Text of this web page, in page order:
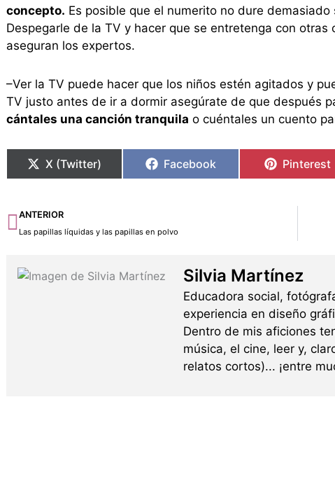
concepto. Es posible que el numerito no dure
Despegarle de la TV y hacer que se entretenga con
aseguran los expertos.
–Ver la TV puede hacer que los niños estén agitados y
TV justo antes de ir a dormir asegúrate de que después
cántales una canción tranquila o cuéntales un cuento
X (Twitter) Facebook Pinterest
Ant
ANTERIOR
Las papillas líquidas y las papillas en polvo
Silvia Martínez
Educadora social,
experiencia en diseño
Dentro de mis aficiones
música, el cine, leer y,
relatos cortos)... ¡entre